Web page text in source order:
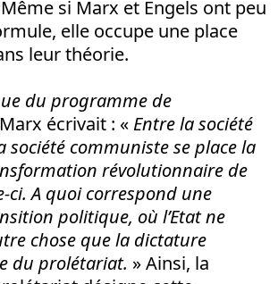
si Marx et Engels ont peu
elle occupe une place
leur théorie.
du programme de
écrivait : « Entre la société
société communiste se place la
révolutionnaire de
ci. A quoi correspond une
politique, où l’Etat ne
chose que la dictature
du prolétariat. » Ainsi, la